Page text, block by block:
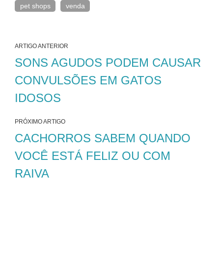
pet shops venda
ARTIGO ANTERIOR
SONS AGUDOS PODEM CAUSAR
CONVULSÕES EM GATOS
IDOSOS
PRÓXIMO ARTIGO
CACHORROS SABEM QUANDO
VOCÊ ESTÁ FELIZ OU COM
RAIVA